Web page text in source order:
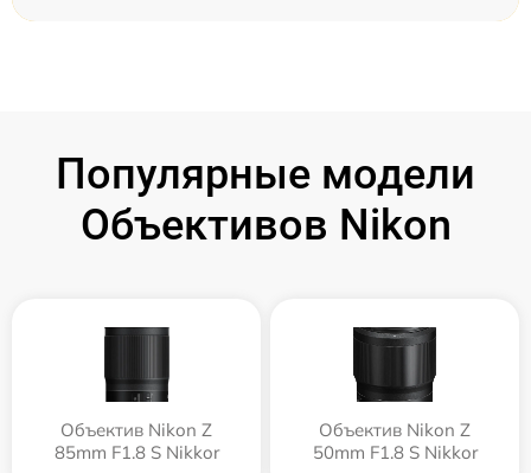
Популярные модели
Объективов Nikon
Объектив Nikon Z
85mm F1.8 S Nikkor
Объектив Nikon Z
50mm F1.8 S Nikkor